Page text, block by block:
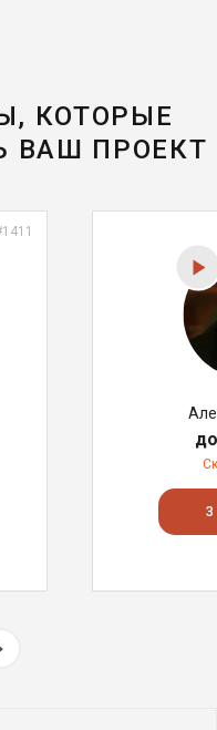
КОТОРЫЕ
ВАШ ПРОЕКТ